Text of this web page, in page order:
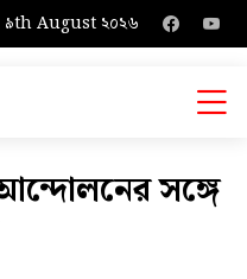
৯th August ২০২৬
সঙ্গে